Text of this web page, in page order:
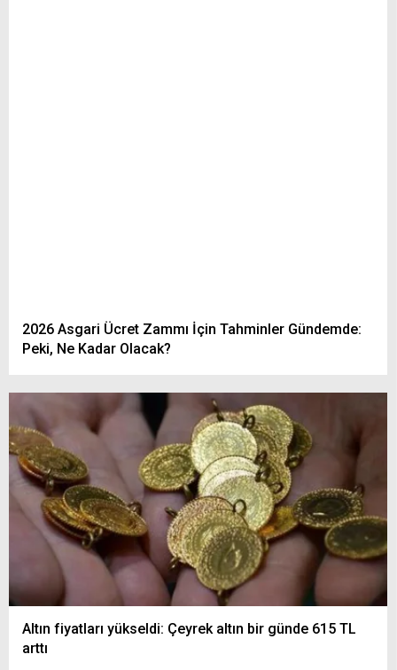
2026 Asgari Ücret Zammı İçin Tahminler Gündemde:
Peki, Ne Kadar Olacak?
Altın fiyatları yükseldi: Çeyrek altın bir günde 615 TL
arttı